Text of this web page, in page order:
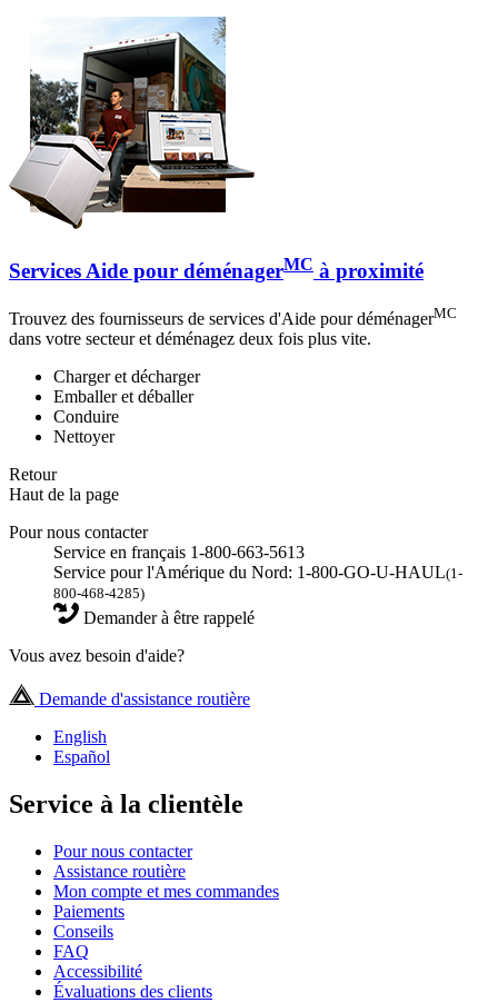
Services Aide pour déménagerMC à proximité
Trouvez des fournisseurs de services d'Aide pour déménagerMC
dans votre secteur et déménagez deux fois plus vite.
Charger et décharger
Emballer et déballer
Conduire
Nettoyer
Retour
Haut de la page
Pour nous contacter
Service en français 1-800-663-5613
Service pour l'Amérique du Nord: 1-800-GO-U-HAUL(1-
800-468-4285)
Demander à être rappelé
Vous avez besoin d'aide?
Demande d'assistance routière
English
Español
Service à la clientèle
Pour nous contacter
Assistance routière
Mon compte et mes commandes
Paiements
Conseils
FAQ
Accessibilité
Évaluations des clients